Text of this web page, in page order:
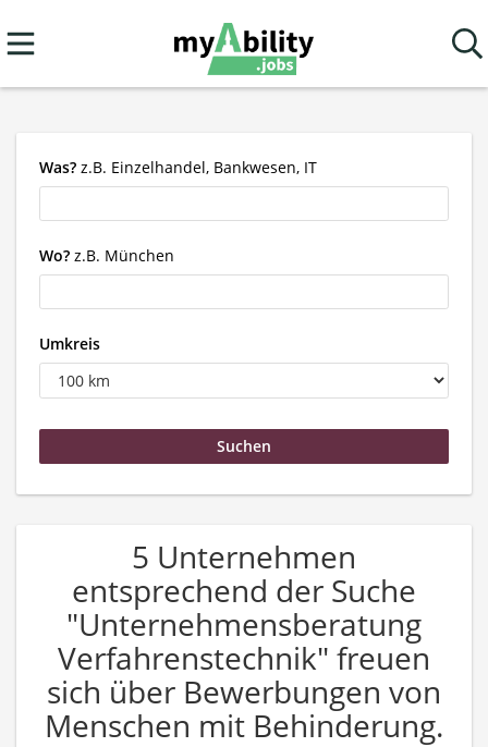
Was? z.B. Einzelhandel, Bankwesen, IT
Wo? z.B. München
Umkreis
5 Unternehmen
entsprechend der Suche
"Unternehmensberatung
Verfahrenstechnik" freuen
sich über Bewerbungen von
Menschen mit Behinderung.